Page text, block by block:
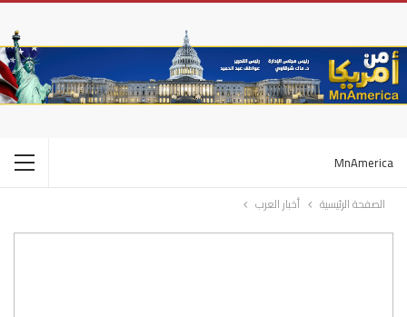
MnAmerica
الصفحة الرئيسية أخبار العرب